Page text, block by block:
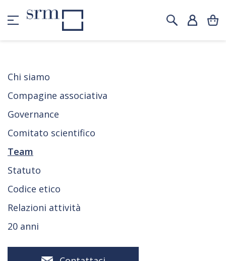
Chi siamo
Compagine associativa
Governance
Comitato scientifico
Team
Statuto
Codice etico
Relazioni attività
20 anni